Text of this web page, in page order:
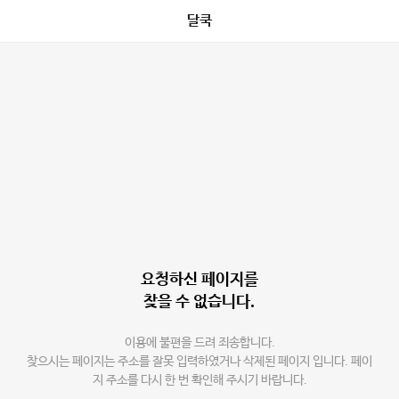
달쿡
요청하신 페이지를
찾을 수 없습니다.
이용에 불편을 드려 죄송합니다.
찾으시는 페이지는 주소를 잘못 입력하였거나 삭제된 페이지 입니다. 페이
지 주소를 다시 한 번 확인해 주시기 바랍니다.